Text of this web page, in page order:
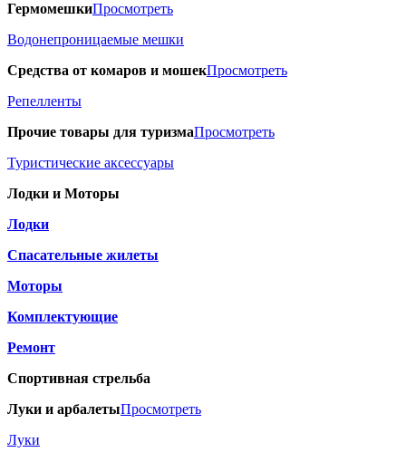
ГермомешкиПросмотреть
Водонепроницаемые мешки
Средства от комаров и мошекПросмотреть
Репелленты
Прочие товары для туризмаПросмотреть
Туристические аксессуары
Лодки и Моторы
Лодки
Спасательные жилеты
Моторы
Комплектующие
Ремонт
Спортивная стрельба
Луки и арбалетыПросмотреть
Луки